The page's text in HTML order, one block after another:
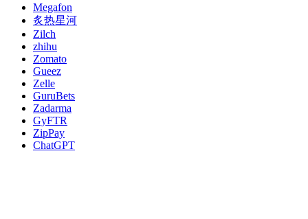
Megafon
炙热星河
Zilch
zhihu
Zomato
Gueez
Zelle
GuruBets
Zadarma
GyFTR
ZipPay
ChatGPT